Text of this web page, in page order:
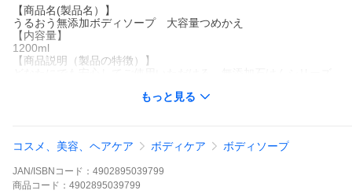
【商品名(製品名）】
うるおう無添加ボディソープ 大容量つめかえ
【内容量】
1200ml
【商品説明（製品の特徴）】
香料・着色料・防腐剤・鉱物油無添加。低刺激ボディソープ。
●傷やはれもの・しっしん等の異常のある部位には、お使いになら
はれ・かゆみ・刺激等の異常が現れた場合は、使用を中止し、皮
膚科専門医等にご相談されることをおすすめします。そのまま使
もっと見る
コスメ、美容、ヘアケア ボディケア ボディソープ
JAN/ISBNコード： 4902895039799
商品 コード： 4902895039799